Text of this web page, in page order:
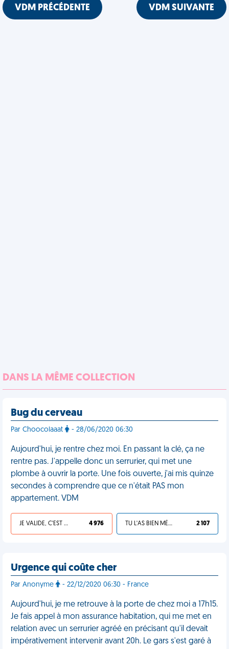
VDM PRÉCÉDENTE VDM SUIVANTE
DANS LA MÊME COLLECTION
Bug du cerveau
Par Choocolaaat - 28/06/2020 06:30
Aujourd'hui, je rentre chez moi. En passant la clé, ça ne
rentre pas. J'appelle donc un serrurier, qui met une
plombe à ouvrir la porte. Une fois ouverte, j'ai mis quinze
secondes à comprendre que ce n'était PAS mon
appartement. VDM
JE VALIDE, C'EST UNE VDM 4 976 TU L'AS BIEN MÉRITÉ 2 107
Urgence qui coûte cher
Par Anonyme - 22/12/2020 06:30 - France
Aujourd'hui, je me retrouve à la porte de chez moi a 17h15.
Je fais appel à mon assurance habitation, qui me met en
relation avec un serrurier agréé en précisant qu'il devait
impérativement intervenir avant 20h. Le gars s'est garé à